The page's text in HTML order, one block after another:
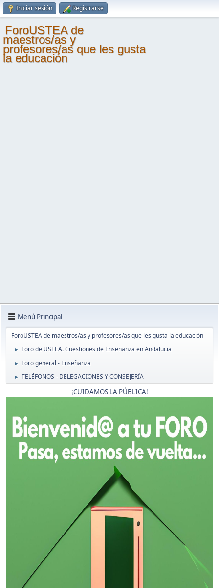
Iniciar sesión Registrarse
ForoUSTEA de
maestros/as y
profesores/as que les gusta
la educación
Menú Principal
ForoUSTEA de maestros/as y profesores/as que les gusta la educación
► Foro de USTEA. Cuestiones de Enseñanza en Andalucía
► Foro general - Enseñanza
► TELÉFONOS - DELEGACIONES Y CONSEJERÍA
¡CUIDAMOS LA PÚBLICA!